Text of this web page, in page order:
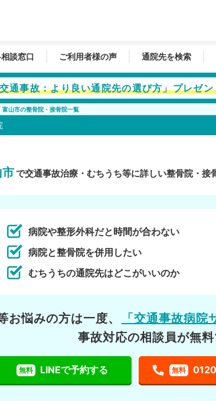
談窓口 ご利用者様の声 通院先を検索
通事故：より良い通院先の選び方」プレゼン
富山市の整骨院・接骨院一覧
で交通事故治療・むちうち等に詳しい整骨院・接
病院や整形外科だと時間が合わない
病院と整骨院を併用したい
むちうちの通院先はどこがいいのか
お悩みの方は一度、 「交通事故病院
事故対応の相談員が無料
無料 LINEで予約する 無料